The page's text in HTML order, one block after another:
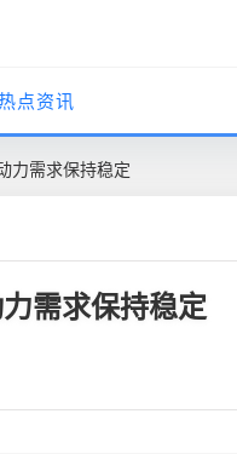
点资讯
力需求保持稳定
需求保持稳定